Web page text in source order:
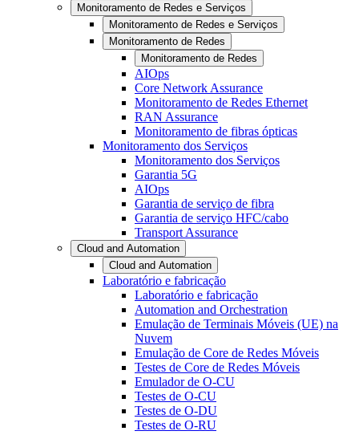
Monitoramento de Redes e Serviços
Monitoramento de Redes e Serviços
Monitoramento de Redes
Monitoramento de Redes
AIOps
Core Network Assurance
Monitoramento de Redes Ethernet
RAN Assurance
Monitoramento de fibras ópticas
Monitoramento dos Serviços
Monitoramento dos Serviços
Garantia 5G
AIOps
Garantia de serviço de fibra
Garantia de serviço HFC/cabo
Transport Assurance
Cloud and Automation
Cloud and Automation
Laboratório e fabricação
Laboratório e fabricação
Automation and Orchestration
Emulação de Terminais Móveis (UE) na
Nuvem
Emulação de Core de Redes Móveis
Testes de Core de Redes Móveis
Emulador de O-CU
Testes de O-CU
Testes de O-DU
Testes de O-RU